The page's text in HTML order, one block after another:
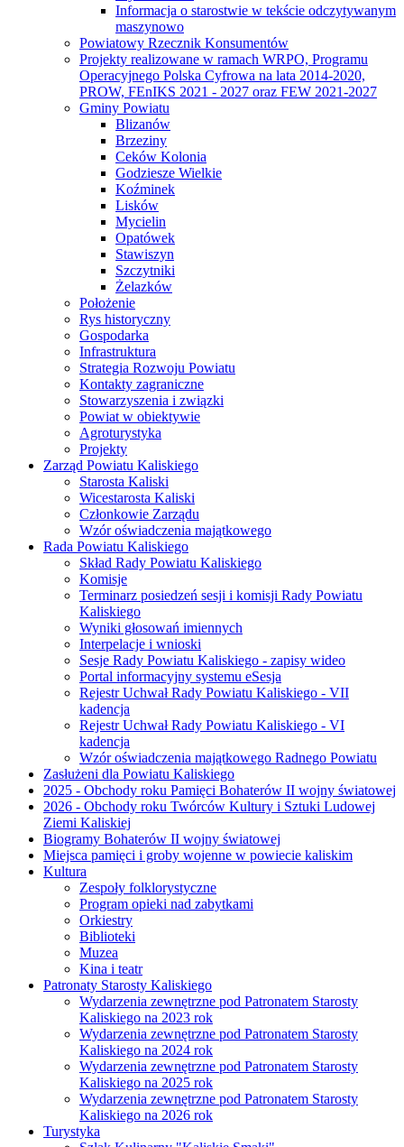
Informacja o starostwie w tekście odczytywanym
maszynowo
Powiatowy Rzecznik Konsumentów
Projekty realizowane w ramach WRPO, Programu
Operacyjnego Polska Cyfrowa na lata 2014-2020,
PROW, FEnIKS 2021 - 2027 oraz FEW 2021-2027
Gminy Powiatu
Blizanów
Brzeziny
Ceków Kolonia
Godziesze Wielkie
Koźminek
Lisków
Mycielin
Opatówek
Stawiszyn
Szczytniki
Żelazków
Położenie
Rys historyczny
Gospodarka
Infrastruktura
Strategia Rozwoju Powiatu
Kontakty zagraniczne
Stowarzyszenia i związki
Powiat w obiektywie
Agroturystyka
Projekty
Zarząd Powiatu Kaliskiego
Starosta Kaliski
Wicestarosta Kaliski
Członkowie Zarządu
Wzór oświadczenia majątkowego
Rada Powiatu Kaliskiego
Skład Rady Powiatu Kaliskiego
Komisje
Terminarz posiedzeń sesji i komisji Rady Powiatu
Kaliskiego
Wyniki głosowań imiennych
Interpelacje i wnioski
Sesje Rady Powiatu Kaliskiego - zapisy wideo
Portal informacyjny systemu eSesja
Rejestr Uchwał Rady Powiatu Kaliskiego - VII
kadencja
Rejestr Uchwał Rady Powiatu Kaliskiego - VI
kadencja
Wzór oświadczenia majątkowego Radnego Powiatu
Zasłużeni dla Powiatu Kaliskiego
2025 - Obchody roku Pamięci Bohaterów II wojny światowej
2026 - Obchody roku Twórców Kultury i Sztuki Ludowej
Ziemi Kaliskiej
Biogramy Bohaterów II wojny światowej
Miejsca pamięci i groby wojenne w powiecie kaliskim
Kultura
Zespoły folklorystyczne
Program opieki nad zabytkami
Orkiestry
Biblioteki
Muzea
Kina i teatr
Patronaty Starosty Kaliskiego
Wydarzenia zewnętrzne pod Patronatem Starosty
Kaliskiego na 2023 rok
Wydarzenia zewnętrzne pod Patronatem Starosty
Kaliskiego na 2024 rok
Wydarzenia zewnętrzne pod Patronatem Starosty
Kaliskiego na 2025 rok
Wydarzenia zewnętrzne pod Patronatem Starosty
Kaliskiego na 2026 rok
Turystyka